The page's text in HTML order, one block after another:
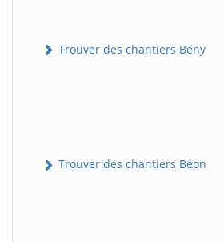
Trouver des chantiers Bény
Trouver des chantiers Béon